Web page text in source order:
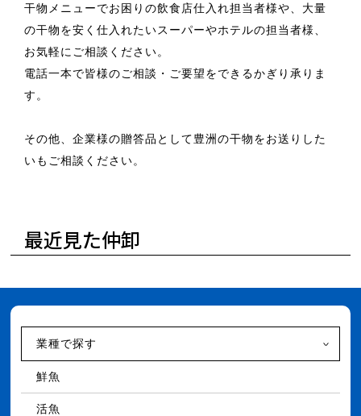
干物メニューでお困りの飲食店仕入れ担当者様や、大量
の干物を安く仕入れたいスーパーやホテルの担当者様、
お気軽にご相談ください。
電話一本で皆様のご相談・ご要望をできるかぎり承りま
す。
その他、企業様の贈答品として豊洲の干物をお送りした
いもご相談ください。
最近見た仲卸
業種で探す
鮮魚
活魚